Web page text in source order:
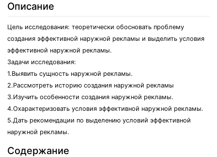
Описание
Цель исследования: теоретически обосновать проблему
создания эффективной наружной рекламы и выделить условия
эффективной наружной рекламы.
Задачи исследования:
1.Выявить сущность наружной рекламы.
2.Рассмотреть историю создания наружной рекламы
3.Изучить особенности создания наружной рекламы.
4.Охарактеризовать условия эффективной наружной рекламы.
5.Дать рекомендации по выделению условий эффективной
наружной рекламы.
Содержание